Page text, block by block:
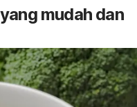
mudah dan